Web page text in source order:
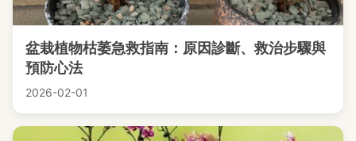
盆栽植物枯萎急救指南：原因診斷、救治步驟與
預防心法
2026-02-01